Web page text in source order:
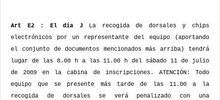
Art E2 : El día J
La recogida de dorsales y chips
electrónicos por un representante del equipo (aportando
el conjunto de documentos mencionados más arriba) tendrá
lugar de las 8.00 h a las 11.00 h del sábado 11 de julio
de 2009 en la cabina de inscripciones. ATENCIÓN: Todo
equipo que se presente más tarde de las 11.00 a la
recogida de dorsales se verá penalizado con una